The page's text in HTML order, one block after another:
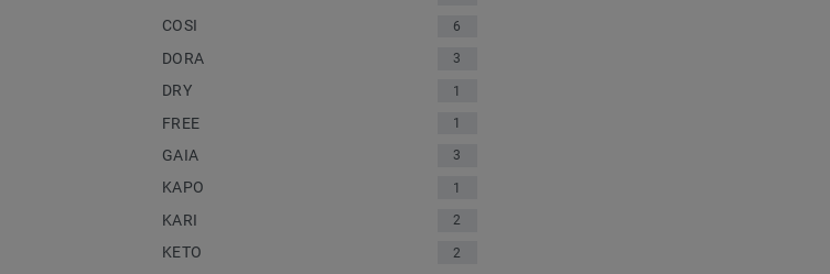
COSI 6
DORA 3
DRY 1
FREE 1
GAIA 3
KAPO 1
KARI 2
KETO 2